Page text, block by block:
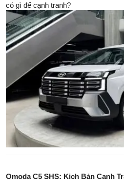
có gì để cạnh tranh?
Omoda C5 SHS: Kịch Bản Cạnh